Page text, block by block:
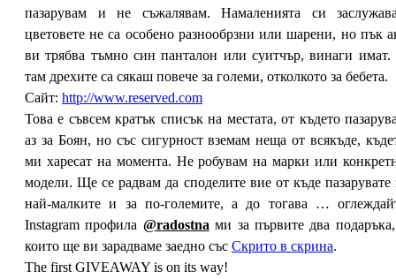
пазарувам и не съжалявам. Намаленията си
цветовете не са особено разнообрзни или шарени, но пък
ви трябва тъмно син панталон или суитчър, винаги
там дрехите са сякаш повече за големи, отколкото за бебета.
Сайт: http://www.reserved.com
Това е съвсем кратък списък на местата, от където
аз за Боян, но със сигурност вземам неща от всякъде,
ми харесат на момента. Не робувам на марки или
модели. Ще се радвам да споделите вие от къде пазарувате
най-малките и за по-големите, а до тогава …
Instagram профила @radostna ми за първите два
които ще ви зарадваме заедно със Скрито в скрина.
The first GIVEAWAY is on its way!